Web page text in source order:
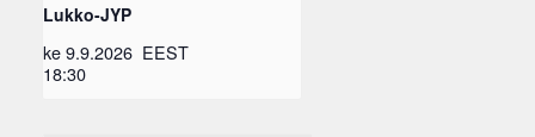
Lukko-JYP
ke 9.9.2026
18:30
EEST